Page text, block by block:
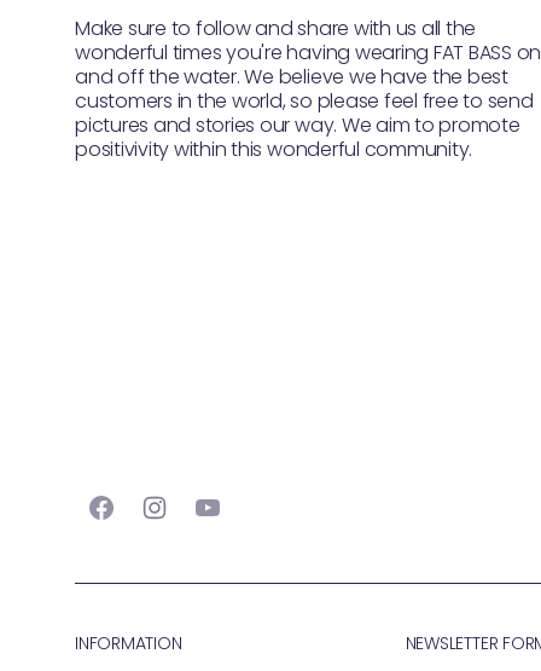
Make sure to follow and share with us all the
wonderful times you're having wearing FAT BASS on
and off the water. We believe we have the best
customers in the world, so please feel free to send
pictures and stories our way. We aim to promote
positivivity within this wonderful community.
INFORMATION NEWSLETTER